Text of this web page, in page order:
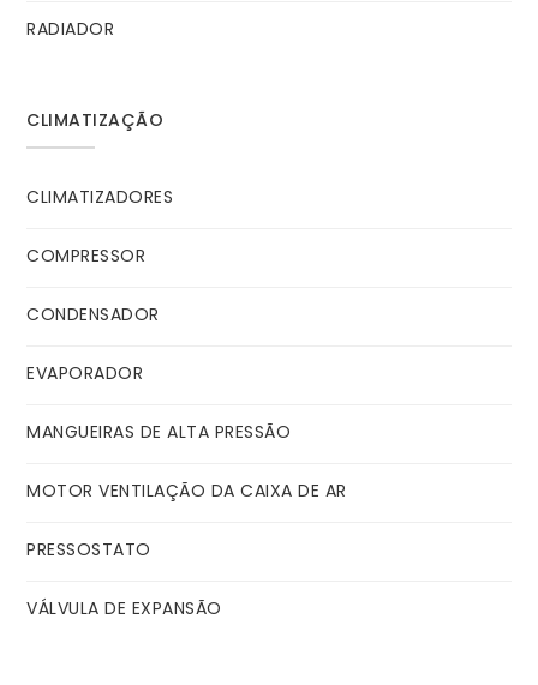
RADIADOR
CLIMATIZAÇÃO
CLIMATIZADORES
COMPRESSOR
CONDENSADOR
EVAPORADOR
MANGUEIRAS DE ALTA PRESSÃO
MOTOR VENTILAÇÃO DA CAIXA DE AR
PRESSOSTATO
VÁLVULA DE EXPANSÃO